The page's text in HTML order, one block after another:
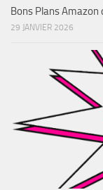
Bons Plans Amazon
29 JANVIER 2026